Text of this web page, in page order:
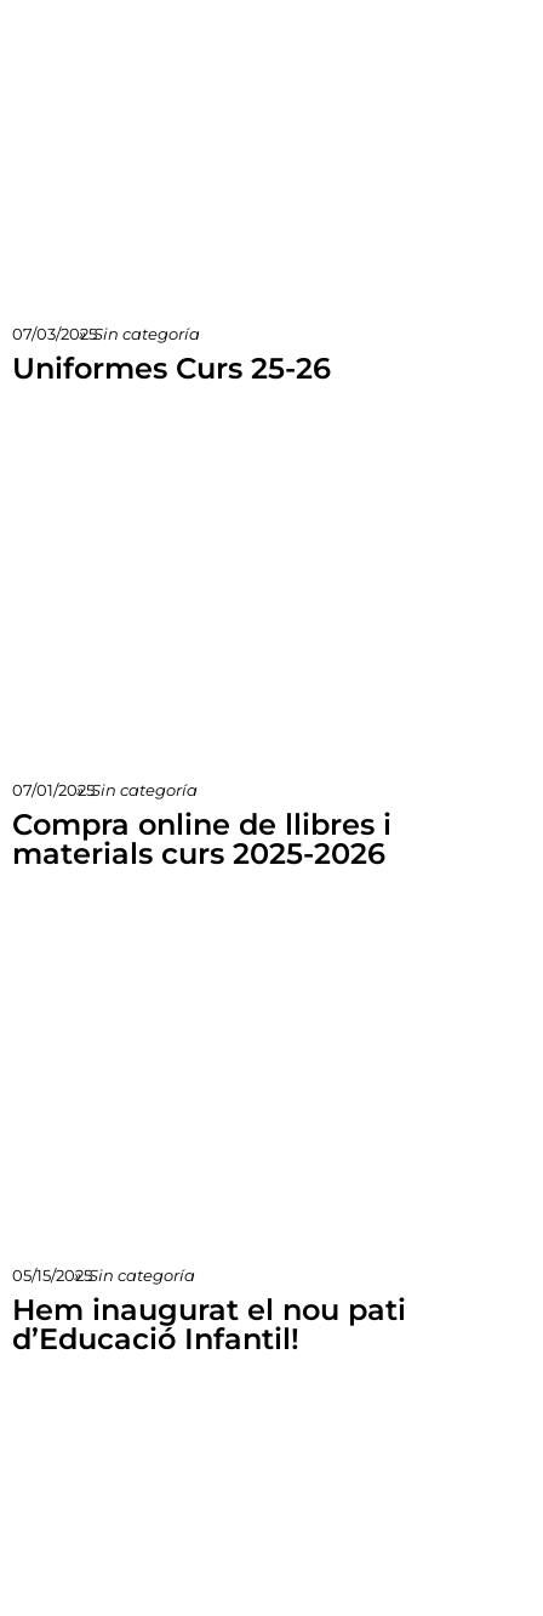
07/03/2025
»Sin categoría
Uniformes Curs 25-26
07/01/2025
»Sin categoría
Compra online de llibres i
materials curs 2025-2026
05/15/2025
»Sin categoría
Hem inaugurat el nou pati
d’Educació Infantil!